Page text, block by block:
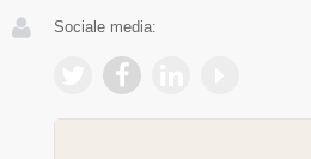
Sociale media: